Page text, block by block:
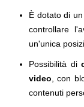
È dotato di
controllare
un'unica
Possibilità di
video , con
contenuti